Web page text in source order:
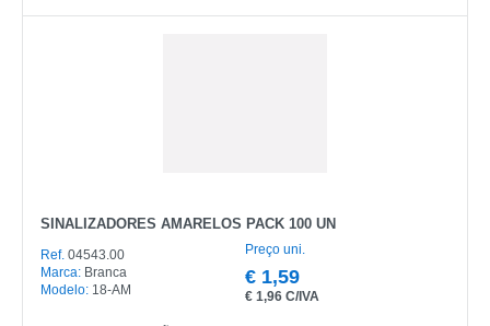
SINALIZADORES AMARELOS PACK 100 UN
Ref. 04543.00
Marca: Branca
Modelo: 18-AM
Preço uni.
€ 1,59
€ 1,96 C/IVA